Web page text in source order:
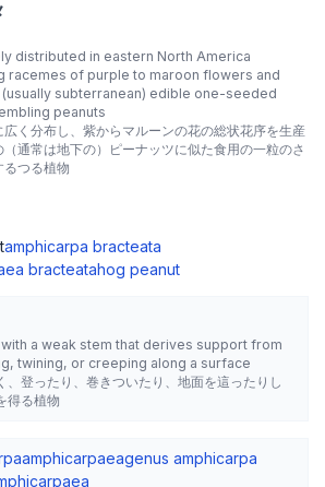
distributed in eastern North America
racemes of purple to maroon flowers and
(usually subterranean) edible one-seeded
peanuts
広く分布し、紫からマルーンの花の総状花序を生産
（通常は地下の）ピーナッツに似た食用の一粒のさ
るつる植物
amphicarpa bracteata
bracteatahog peanut
with a weak stem that derives support from
twining, or creeping along a surface
、登ったり、巻きついたり、地面を這ったりし
得る植物
amphicarpaeagenus amphicarpa